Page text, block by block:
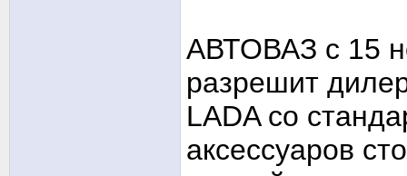
АВТОВАЗ с 15
разрешит
LADA со
аксессуаров